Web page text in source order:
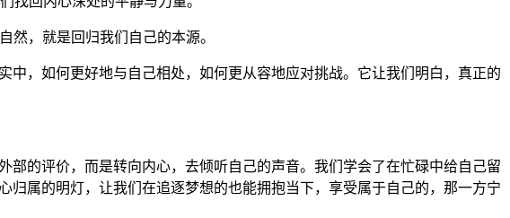
然，就是回归我们自己的本源。
，如何更好地与自己相处，如何更从容地应对挑战。它让我们明白，真正的
的评价，而是转向内心，去倾听自己的声音。我们学会了在忙碌中给自己留
属的明灯，让我们在追逐梦想的也能拥抱当下，享受属于自己的，那一方宁